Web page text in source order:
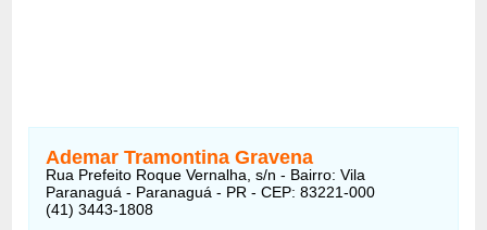
Ademar Tramontina Gravena
Rua Prefeito Roque Vernalha, s/n - Bairro: Vila
Paranaguá - Paranaguá - PR - CEP: 83221-000
(41) 3443-1808